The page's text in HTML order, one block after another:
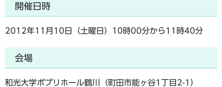
開催日時
2012年11月10日（土曜日）10時00分から11時40分
会場
和光大学ポプリホール鶴川（町田市能ヶ谷1丁目2-1）